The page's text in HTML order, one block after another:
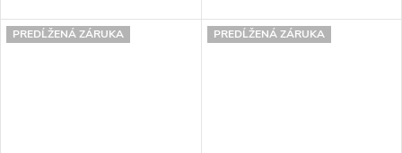
PREDĹŽENÁ ZÁRUKA PREDĹŽENÁ ZÁRUKA